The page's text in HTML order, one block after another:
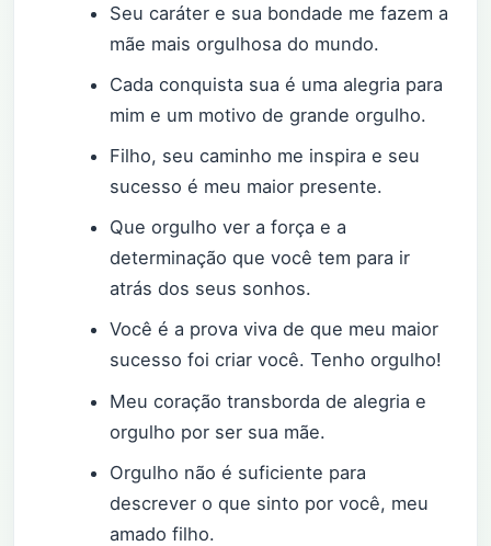
Seu caráter e sua bondade me fazem a
mãe mais orgulhosa do mundo.
Cada conquista sua é uma alegria para
mim e um motivo de grande orgulho.
Filho, seu caminho me inspira e seu
sucesso é meu maior presente.
Que orgulho ver a força e a
determinação que você tem para ir
atrás dos seus sonhos.
Você é a prova viva de que meu maior
sucesso foi criar você. Tenho orgulho!
Meu coração transborda de alegria e
orgulho por ser sua mãe.
Orgulho não é suficiente para
descrever o que sinto por você, meu
amado filho.